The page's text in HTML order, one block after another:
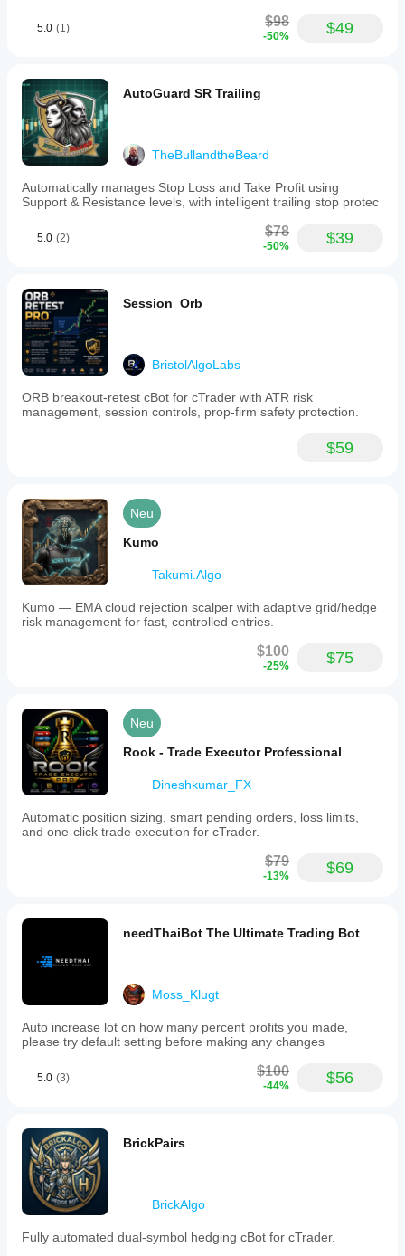
5.0 (1) $98
-50% $49
AutoGuard SR Trailing
TheBullandtheBeard
Automatically manages Stop Loss and Take Profit using
Support & Resistance levels, with intelligent trailing stop protec
5.0 (2) $78
-50% $39
Session_Orb
BristolAlgoLabs
ORB breakout-retest cBot for cTrader with ATR risk
management, session controls, prop-firm safety protection.
$59
Neu
Kumo
Takumi.Algo
Kumo — EMA cloud rejection scalper with adaptive grid/hedge
risk management for fast, controlled entries.
$100
-25% $75
Neu
Rook - Trade Executor Professional
Dineshkumar_FX
Automatic position sizing, smart pending orders, loss limits,
and one-click trade execution for cTrader.
$79
-13% $69
needThaiBot The Ultimate Trading Bot
Moss_Klugt
Auto increase lot on how many percent profits you made,
please try default setting before making any changes
5.0 (3) $100
-44% $56
BrickPairs
BrickAlgo
Fully automated dual-symbol hedging cBot for cTrader.